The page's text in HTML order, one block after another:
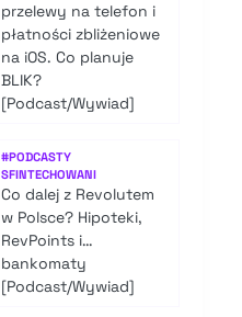
przelewy na telefon i
płatności zbliżeniowe
na iOS. Co planuje
BLIK?
[Podcast/Wywiad]
#PODCASTY
SFINTECHOWANI
Co dalej z Revolutem
w Polsce? Hipoteki,
RevPoints i…
bankomaty
[Podcast/Wywiad]